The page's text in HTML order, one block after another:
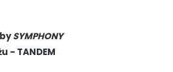
SYMPHONY
- TANDEM